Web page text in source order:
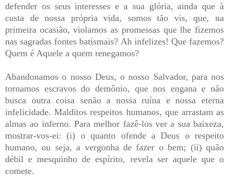
defender os seus interesses e a sua glória, ainda que à
custa de nossa própria vida, somos tão vis, que, na
primeira ocasião, violamos as promessas que lhe fizemos
nas sagradas fontes batismais? Ah infelizes! Que fazemos?
Quem é Aquele a quem renegamos?
Abandonamos o nosso Deus, o nosso Salvador, para nos
tornamos escravos do demônio, que nos engana e não
busca outra coisa senão a nossa ruína e nossa eterna
infelicidade. Malditos respeitos humanos, que arrastam as
almas ao inferno. Para melhor fazê-los ver a sua baixeza,
mostrar-vos-ei: (i) o quanto ofende a Deus o respeito
humano, ou seja, a vergonha de fazer o bem; (ii) quão
débil e mesquinho de espírito, revela ser aquele que o
comete.